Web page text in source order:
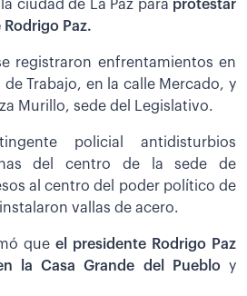
ciudad de La Paz para protestar
Paz.
registraron enfrentamientos en
Trabajo, en la calle Mercado, y
Murillo, sede del Legislativo.
policial antidisturbios
del centro de la sede de
al centro del poder político de
vallas de acero.
que el presidente Rodrigo Paz
la Casa Grande del Pueblo y